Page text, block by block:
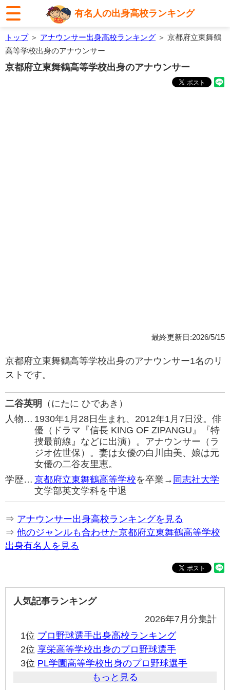
有名人の出身高校ランキング
トップ＞ アナウンサー出身高校ランキング ＞ 京都府立東舞鶴
高等学校出身のアナウンサー
京都府立東舞鶴高等学校出身のアナウンサー
最終更新日:2026/5/15
京都府立東舞鶴高等学校出身のアナウンサー1名のリ
ストです。
二谷英明
（にたに ひであき）
人物… 1930年1月28日生まれ、2012年1月7日没。俳
優（ドラマ『信長 KING OF ZIPANGU』『特
捜最前線』などに出演）。アナウンサー（ラ
ジオ佐世保）。妻は女優の白川由美、娘は元
女優の二谷友里恵。
学歴… 京都府立東舞鶴高等学校を卒業→ 同志社大学
文学部英文学科を中退
⇒ アナウンサー出身高校ランキングを見る
⇒ 他のジャンルも合わせた京都府立東舞鶴高等学校
出身有名人を見る
人気記事ランキング
2026年7月分集計
1位 プロ野球選手出身高校ランキング
2位 享栄高等学校出身のプロ野球選手
3位 PL学園高等学校出身のプロ野球選手
もっと見る